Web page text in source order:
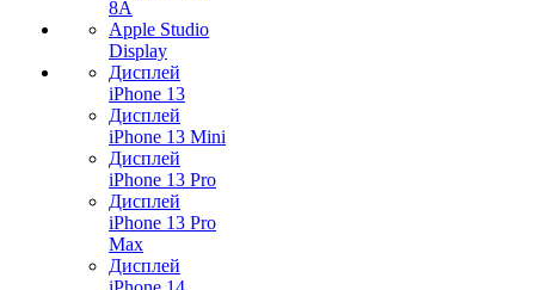
8A
Apple Studio
Display
Дисплей
iPhone 13
Дисплей
iPhone 13 Mini
Дисплей
iPhone 13 Pro
Дисплей
iPhone 13 Pro
Max
Дисплей